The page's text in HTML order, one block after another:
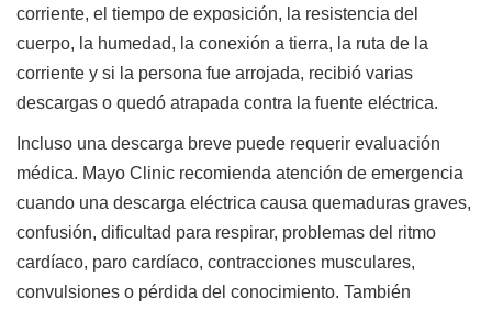
corriente, el tiempo de exposición, la resistencia del
cuerpo, la humedad, la conexión a tierra, la ruta de la
corriente y si la persona fue arrojada, recibió varias
descargas o quedó atrapada contra la fuente eléctrica.
Incluso una descarga breve puede requerir evaluación
médica. Mayo Clinic recomienda atención de emergencia
cuando una descarga eléctrica causa quemaduras graves,
confusión, dificultad para respirar, problemas del ritmo
cardíaco, paro cardíaco, contracciones musculares,
convulsiones o pérdida del conocimiento. También